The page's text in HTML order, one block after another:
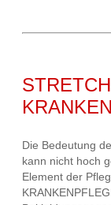
Die Bedeutung
kann nicht hoch
Element der